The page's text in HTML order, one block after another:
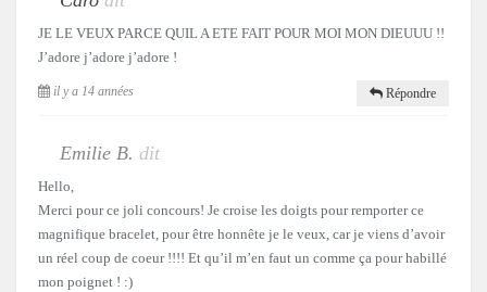
JE LE VEUX PARCE QUIL A ETE FAIT POUR MOI MON DIEUUU !!
J’adore j’adore j’adore !
il y a 14 années Répondre
Emilie B. dit
Hello,
Merci pour ce joli concours! Je croise les doigts pour remporter ce
magnifique bracelet, pour être honnête je le veux, car je viens d’avoir
un réel coup de coeur !!!! Et qu’il m’en faut un comme ça pour habillé
mon poignet ! :)